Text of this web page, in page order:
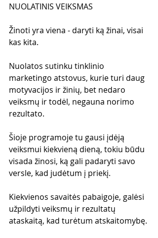
NUOLATINIS VEIKSMAS
Žinoti yra viena - daryti ką žinai, visai
kas kita.
Nuolatos sutinku tinklinio
marketingo atstovus, kurie turi daug
motyvacijos ir žinių, bet nedaro
veiksmų ir todėl, negauna norimo
rezultato.
Šioje programoje tu gausi įdėją
veiksmui kiekvieną dieną, tokiu būdu
visada žinosi, ką gali padaryti savo
versle, kad judėtum į priekį.
Kiekvienos savaitės pabaigoje, galėsi
užpildyti veiksmų ir rezultatų
ataskaitą, kad turėtum atskaitomybę.